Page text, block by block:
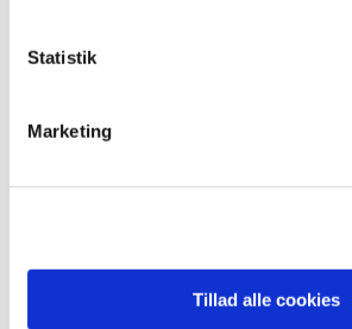
Statistik
Marketing
Tillad alle cookies
august (15)
maj (10)
januar (17)